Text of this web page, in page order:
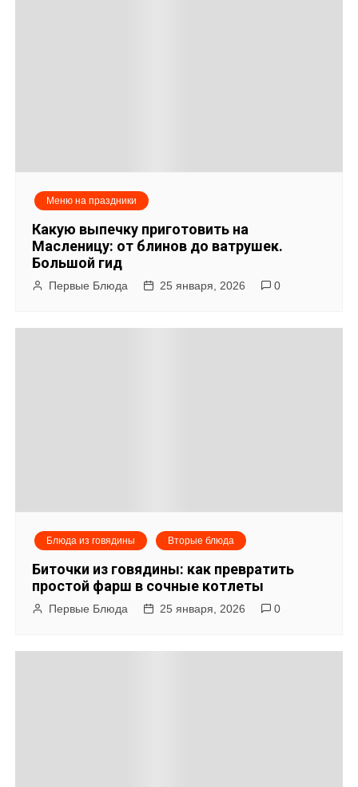
м
Меню на праздники
Какую выпечку приготовить на
Масленицу: от блинов до ватрушек.
Большой гид
Первые Блюда 25 января, 2026 0
Блюда из говядины Вторые блюда
Биточки из говядины: как превратить
простой фарш в сочные котлеты
Первые Блюда 25 января, 2026 0